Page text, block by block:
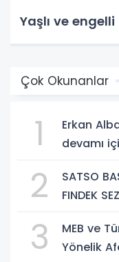
Yaşlı ve
Çok Okunanlar
1
Erkan
devamı
2
SATSO
FINDEK
3
MEB ve
Yönelik